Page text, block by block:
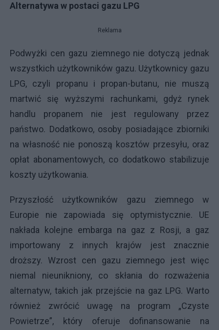
Alternatywa w postaci gazu LPG
Reklama
Podwyżki cen gazu ziemnego nie dotyczą jednak
wszystkich użytkowników gazu. Użytkownicy gazu
LPG, czyli propanu i propan-butanu, nie muszą
martwić się wyższymi rachunkami, gdyż rynek
handlu propanem nie jest regulowany przez
państwo. Dodatkowo, osoby posiadające zbiorniki
na własność nie ponoszą kosztów przesyłu, oraz
opłat abonamentowych, co dodatkowo stabilizuje
koszty użytkowania.
Przyszłość użytkowników gazu ziemnego w
Europie nie zapowiada się optymistycznie. UE
nakłada kolejne embarga na gaz z Rosji, a gaz
importowany z innych krajów jest znacznie
droższy. Wzrost cen gazu ziemnego jest więc
niemal nieunikniony, co skłania do rozważenia
alternatyw, takich jak przejście na gaz LPG. Warto
również zwrócić uwagę na program „Czyste
Powietrze”, który oferuje dofinansowanie na